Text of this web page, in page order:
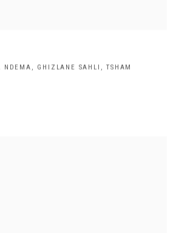
NDEMA, GHIZLANE SAHLI, TSHAM